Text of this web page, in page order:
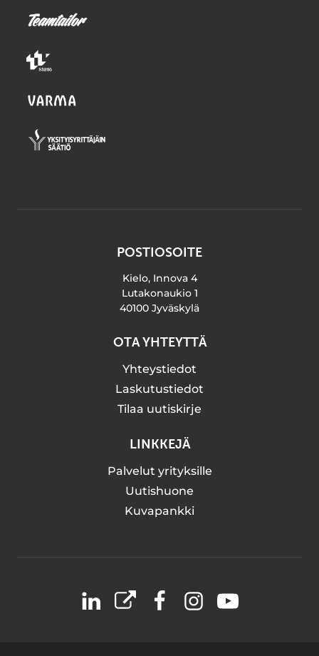
POSTIOSOITE
Kielo, Innova 4
Lutakonaukio 1
40100 Jyväskylä
OTA YHTEYTTÄ
Yhteystiedot
Laskutustiedot
Tilaa uutiskirje
LINKKEJÄ
Palvelut yrityksille
Uutishuone
Kuvapankki
LinkedIn
X FacebookInstagramYouTube